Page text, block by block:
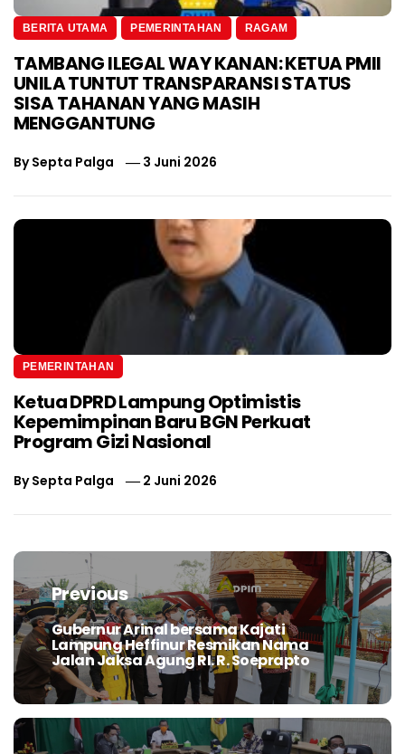
BERITA UTAMA PEMERINTAHAN RAGAM
TAMBANG ILEGAL WAY KANAN: KETUA PMII
UNILA TUNTUT TRANSPARANSI STATUS
SISA TAHANAN YANG MASIH
MENGGANTUNG
BySepta Palga 3 Juni 2026
PEMERINTAHAN
Ketua DPRD Lampung Optimistis
Kepemimpinan Baru BGN Perkuat
Program Gizi Nasional
BySepta Palga 2 Juni 2026
Navigasi
posPrevious
Previous
post:
Gubernur Arinal bersama Kajati
Lampung Heffinur Resmikan Nama
Jalan Jaksa Agung RI. R. Soeprapto